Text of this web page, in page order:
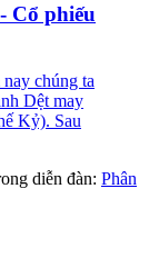
Cổ phiếu
chúng ta
Dệt may
Kỷ). Sau
diễn đàn: Phân